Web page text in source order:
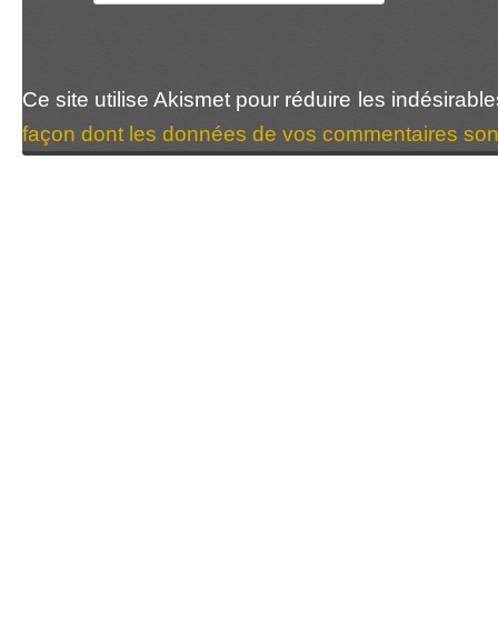
Ce site utilise Akismet pour réduire les
façon dont les données de vos commentaires